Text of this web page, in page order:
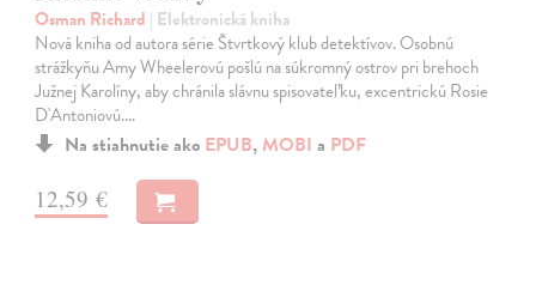
Osman Richard | Elektronická kniha
Nová kniha od autora série Štvrtkový klub detektívov. Osobnú
strážkyňu Amy Wheelerovú pošlú na súkromný ostrov pri brehoch
Južnej Karolíny, aby chránila slávnu spisovateľku, excentrickú Rosie
D'Antoniovú.…
Na stiahnutie ako EPUB, MOBI a PDF
12,59 €